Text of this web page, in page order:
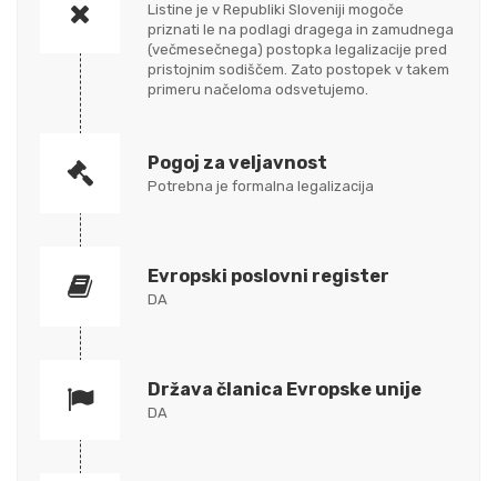
Listine je v Republiki Sloveniji mogoče
priznati le na podlagi dragega in zamudnega
(večmesečnega) postopka legalizacije pred
pristojnim sodiščem. Zato postopek v takem
primeru načeloma odsvetujemo.
Pogoj za veljavnost
Potrebna je formalna legalizacija
Evropski poslovni register
DA
Država članica Evropske unije
DA